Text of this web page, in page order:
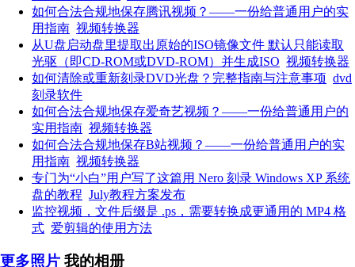
如何合法合规地保存腾讯视频？——一份给普通用户的实
用指南 视频转换器
从U盘启动盘里提取出原始的ISO镜像文件 默认只能读取
光驱（即CD-ROM或DVD-ROM）并生成ISO 视频转换器
如何清除或重新刻录DVD光盘？完整指南与注意事项 dvd
刻录软件
如何合法合规地保存爱奇艺视频？——一份给普通用户的
实用指南 视频转换器
如何合法合规地保存B站视频？——一份给普通用户的实
用指南 视频转换器
专门为“小白”用户写了这篇用 Nero 刻录 Windows XP 系统
盘的教程 July教程方案发布
监控视频，文件后缀是 .ps，需要转换成更通用的 MP4 格
式 爱剪辑的使用方法
更多照片 我的相册